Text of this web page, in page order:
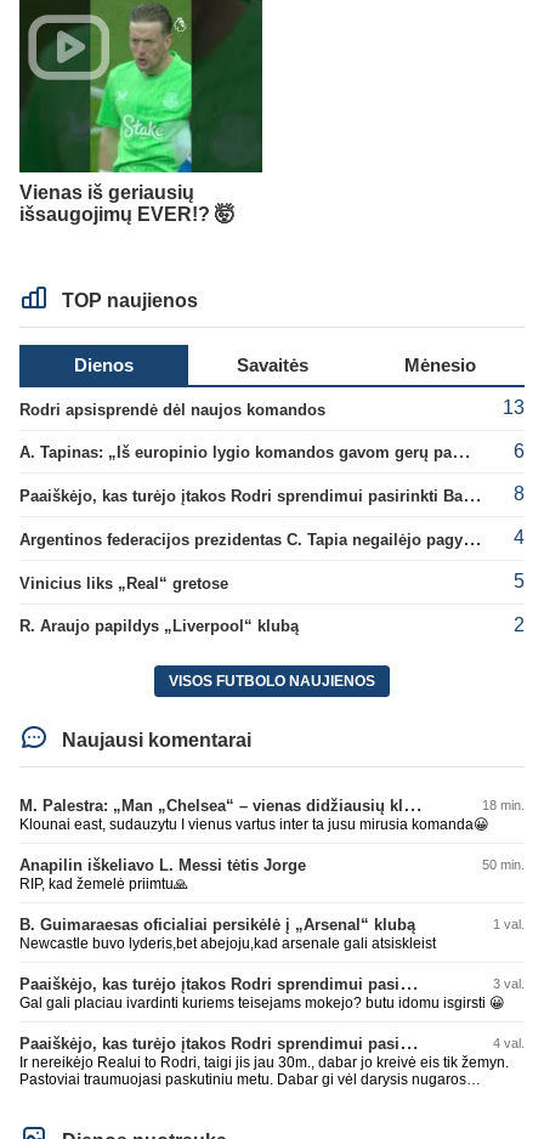
Vienas iš geriausių
išsaugojimų EVER!? 🤯
TOP naujienos
Dienos Savaitės Mėnesio
Rodri apsisprendė dėl naujos komandos 13
A. Tapinas: „Iš europinio lygio komandos gavom gerų pamokų“ 6
Paaiškėjo, kas turėjo įtakos Rodri sprendimui pasirinkti Barselonos pusę 8
Argentinos federacijos prezidentas C. Tapia negailėjo pagyrų G. Infantino 4
Vinicius liks „Real“ gretose 5
R. Araujo papildys „Liverpool“ klubą 2
VISOS FUTBOLO NAUJIENOS
Naujausi komentarai
M. Palestra: „Man „Chelsea“ – vienas didžiausių klubų futbole“ 18 min.
Klounai east, sudauzytu I vienus vartus inter ta jusu mirusia komanda😀
Anapilin iškeliavo L. Messi tėtis Jorge 50 min.
RIP, kad žemelė priimtu🙏
B. Guimaraesas oficialiai persikėlė į „Arsenal“ klubą 1 val.
Newcastle buvo lyderis,bet abejoju,kad arsenale gali atsiskleist
Paaiškėjo, kas turėjo įtakos Rodri sprendimui pasirinkti Barselonos pusę 3 val.
Gal gali placiau ivardinti kuriems teisejams mokejo? butu idomu isgirsti 😀
Paaiškėjo, kas turėjo įtakos Rodri sprendimui pasirinkti Barselonos pusę 4 val.
Ir nereikėjo Realui to Rodri, taigi jis jau 30m., dabar jo kreivė eis tik žemyn.
Pastoviai traumuojasi paskutiniu metu. Dabar gi vėl darysis nugaros
būtų buvęs reikalingas, Perezas būtų ir pasiėmęs seniai. Beja ir ManCity, ne